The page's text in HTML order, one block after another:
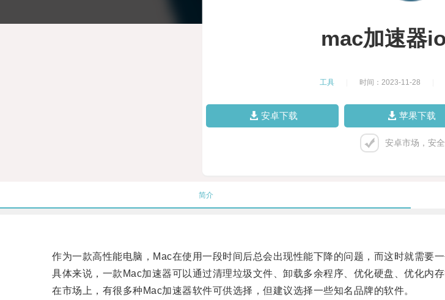
mac加速器
工具 时间：2023-11-28
安卓下载 苹果下载
安卓市场，安
简介
作为一款高性能电脑，Mac在使用一段时间后总会出现性能下降的问题，而这时就需要一
具体来说，一款Mac加速器可以通过清理垃圾文件、卸载多余程序、优化硬盘、优化内存
在市场上，有很多种Mac加速器软件可供选择，但建议选择一些知名品牌的软件。